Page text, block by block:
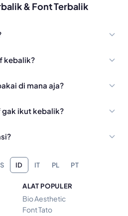
& Font Terbalik
kebalik?
di mana aja?
gak ikut kebalik?
ID IT PL PT
ALAT POPULER
Bio Aesthetic
Font Tato